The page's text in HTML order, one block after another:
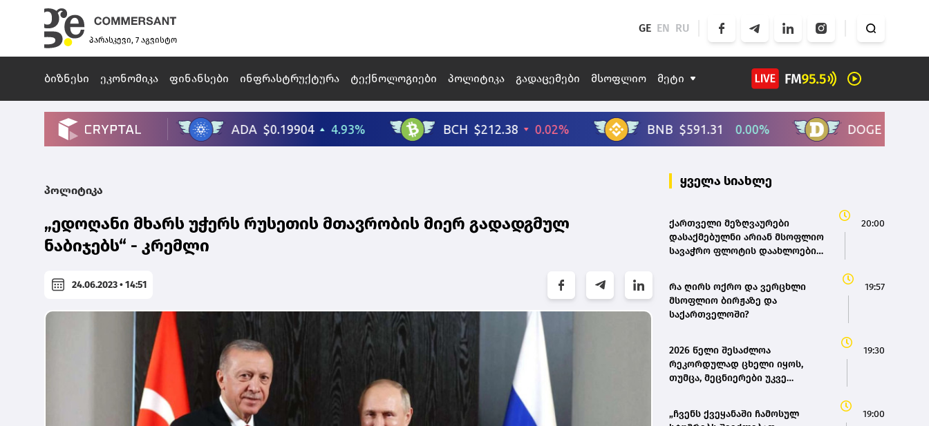
პარასკევი, 7 აგვისტო
GE EN RU
ბიზნესი ეკონომიკა ფინანსები ინფრასტრუქტურა ტექნოლოგიები პოლიტიკა გადაცემები მსოფლიო მეტი
პოლიტიკა
„ედოღანი მხარს უჭერს რუსეთის მთავრობის მიერ გადადგმულ
ნაბიჯებს“ - კრემლი
24.06.2023 • 14:51
ყველა სიახლე
ქართველი მეზღვაურები
დასაქმებულნი არიან მსოფლიო
სავაჭრო ფლოტის დაახლოებით
20:00
რა ღირს ოქრო და ვერცხლი
მსოფლიო ბირჟაზე და
საქართველოში?
19:57
2026 წელი შესაძლოა
რეკორდულად ცხელი იყოს,
თუმცა, მეცნიერები უკვე
19:30
„ჩვენს ქვეყანაში ჩამოსულ
19:00